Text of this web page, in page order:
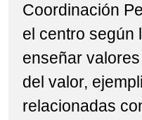
Coordinación
el centro según
enseñar
del valor,
relacionadas